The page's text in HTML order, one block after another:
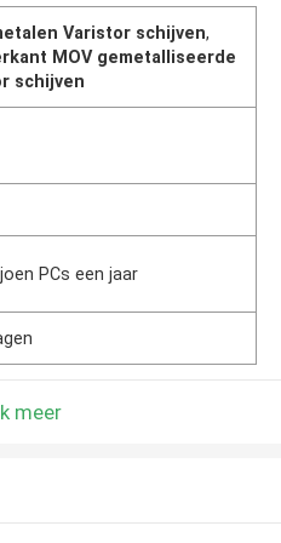
Varistor schijven,
MOV gemetalliseerde
schijven
PCs een jaar
meer